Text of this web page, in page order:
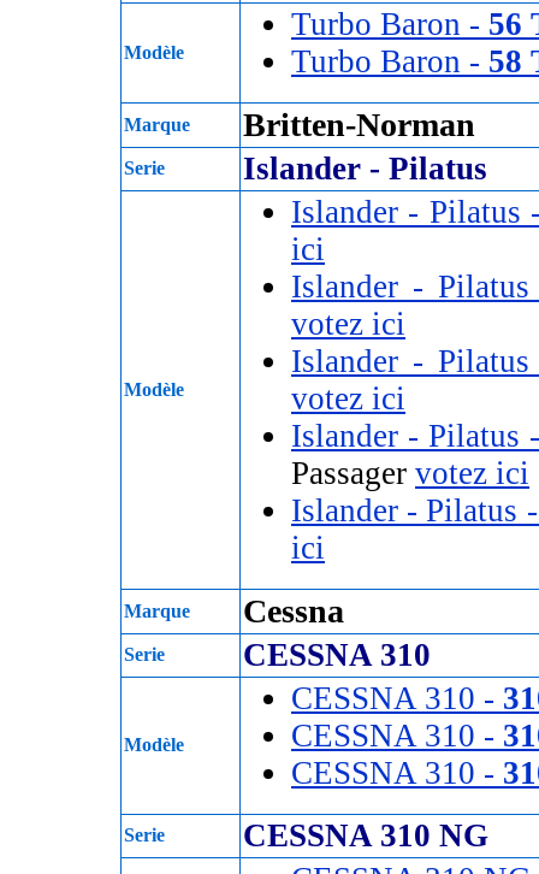
Modèle
Turbo Baron - 56
Turbo Baron - 58
Marque Britten-Norman
Serie Islander - Pilatus
Modèle
Islander - Pilatus
ici
Islander -
votez ici
Islander -
votez ici
Islander - Pilatus
Passager votez ici
Islander - Pilatus
ici
Marque Cessna
Serie CESSNA 310
Modèle
CESSNA 310 -
CESSNA 310 -
CESSNA 310 -
Serie CESSNA 310 NG